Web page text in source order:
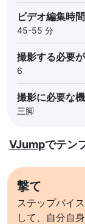
ビデオ編集時間
45-55 分
撮影する必要
6
撮影に必要な機
三脚
VJumpでテン
撃て
ステップバイ
して、自分自